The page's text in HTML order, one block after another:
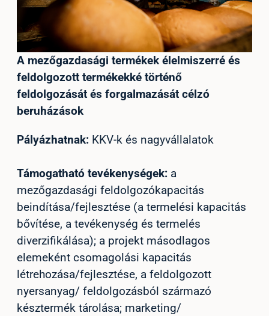
A mezőgazdasági termékek élelmiszerré és
feldolgozott termékekké történő
feldolgozását és forgalmazását célzó
beruházások
Pályázhatnak: KKV-k és nagyvállalatok
Támogatható tevékenységek: a
mezőgazdasági feldolgozókapacitás
beindítása/fejlesztése (a termelési kapacitás
bővítése, a tevékenység és termelés
diverzifikálása); a projekt másodlagos
elemeként csomagolási kapacitás
létrehozása/fejlesztése, a feldolgozott
nyersanyag/ feldolgozásból származó
késztermék tárolása; marketing/